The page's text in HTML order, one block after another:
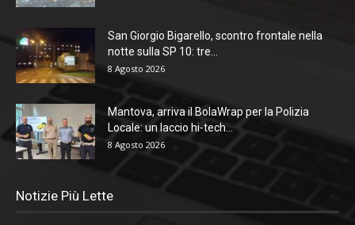
San Giorgio Bigarello, scontro frontale nella
notte sulla SP 10: tre...
8 Agosto 2026
Mantova, arriva il BolaWrap per la Polizia
Locale: un laccio hi-tech...
8 Agosto 2026
Notizie Più Lette